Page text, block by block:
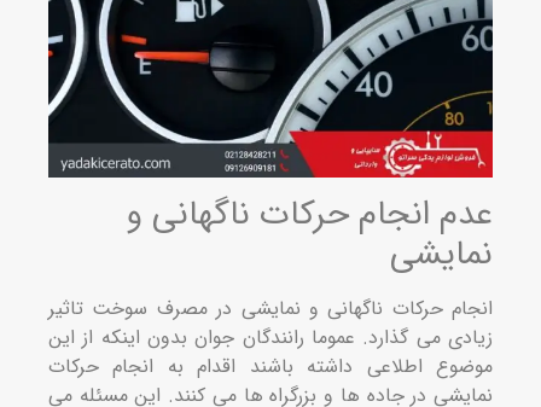
انجام حرکات ناگهانی و
حرکات ناگهانی و نمایشی در مصرف سوخت تاثیر
می گذارد. عموما رانندگان جوان بدون اینکه از این
اطلاعی داشته باشند اقدام به انجام حرکات
در جاده ها و بزرگراه ها می کنند. این مسئله می